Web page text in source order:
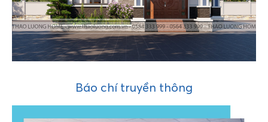
Báo chí truyền thông